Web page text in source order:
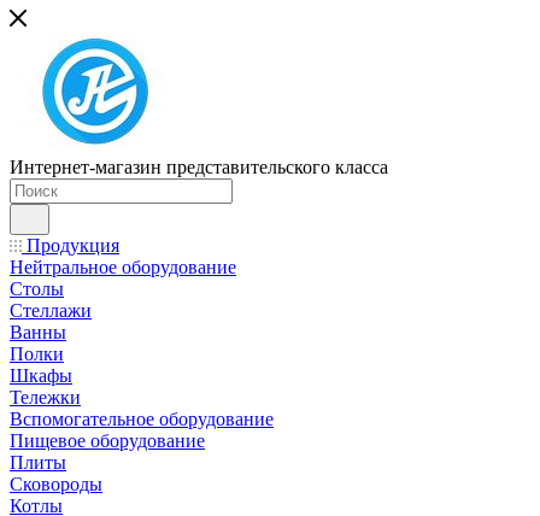
Интернет-магазин представительского класса
Продукция
Нейтральное оборудование
Столы
Стеллажи
Ванны
Полки
Шкафы
Тележки
Вспомогательное оборудование
Пищевое оборудование
Плиты
Сковороды
Котлы